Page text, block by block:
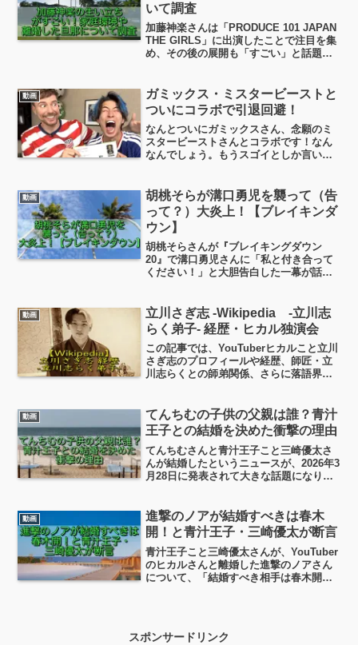
いて調査
加藤神楽さんは「PRODUCE 101 JAPAN
THE GIRLS」に出演したことで注目を集
め、その後の展開も「すごい」と話題に
した旦那さん、さらにヒカルさんとの関
係や今後の活動まで、詳しく調べてまと
めました。
動画
ガミックス・ミスタービーストと
ついにコラボで引退回避！
なんとついにガミックスさん、念願のミ
スタービーストさんとコラボです！なん
なんでしょう。もうスゴイとしか言いよ
してコラボ実現… こんなことってあるん
ですかね。いや、あるんでしょうけど、
ガミックスさんの執念と行動力の賜物で
す。
動画
胡桃そらが溝口勇児を襲って（告
って？）大炎上！【ブレイキンダ
ウン】
胡桃そらさんが『ブレイキングダウン
20』で溝口勇児さんに「私と付き合って
ください！」と大胆告白した一幕が話題
記事では、胡桃そらさんと溝口勇児さん
のプロフィールや、今回の騒動の詳細、
SNSでの反応などを詳しくまとめまし
た。
動画
立川さぎ志 -Wikipedia -立川志
らく弟子- 経歴・ヒカル独演会
この記事では、YouTuberヒカルこと立川
さぎ志のプロフィールや経歴、師匠・立
川志らくとの師弟関係、さらに落語界に
YouTubeの融合という前代未聞のチャレ
ンジに興味がある方は、ぜひ最後まで読
んでみてくださいね！
動画
てんちむの子供の父親は誰？青汁
王子との結婚を決めた衝撃の理由
てんちむさんと青汁王子こと三崎優太さ
んが結婚したというニュースが、2026年3
月28日に発表されて大きな話題になりま
てをしていることを公表していました
が、今回の結...
動画
進撃のノアが結婚すべきは春木
開！と青汁王子・三崎優太が断言
青汁王子こと三崎優太さんが、YouTuber
のヒカルさんと離婚した進撃のノアさん
について、「結婚すべき相手は春木開
スポンサードリンク